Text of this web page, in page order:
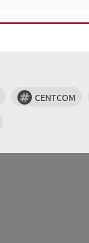
CENTCOM